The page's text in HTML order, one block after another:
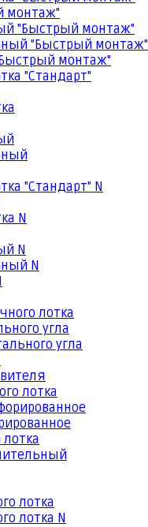
монтаж"
"Быстрый монтаж"
"Быстрый монтаж"
монтаж"
"Стандарт"
"Стандарт" N
N
N
N
лотка
угла
угла
лотка
лотка
лотка N